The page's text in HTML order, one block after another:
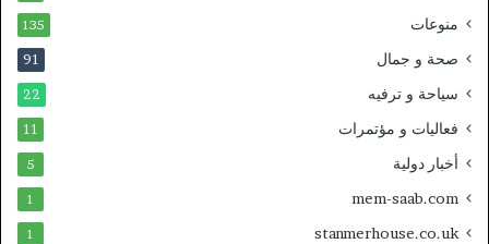
منوعات 135
صحة و جمال 91
سياحة و ترفيه 22
فعاليات و مؤتمرات 11
أخبار دولية 5
mem-saab.com
1
stanmerhouse.co.uk
1